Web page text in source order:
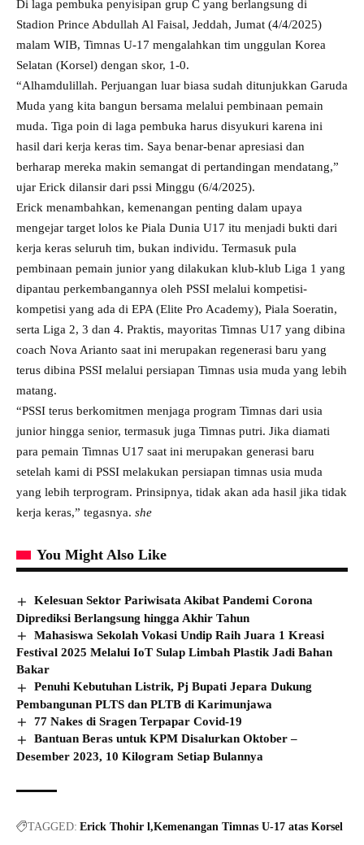
Di laga pembuka penyisipan grup C yang berlangsung di
Stadion Prince Abdullah Al Faisal, Jeddah, Jumat (4/4/2025)
malam WIB, Timnas U-17 mengalahkan tim unggulan Korea
Selatan (Korsel) dengan skor, 1-0.
“Alhamdulillah. Perjuangan luar biasa sudah ditunjukkan Garuda
Muda yang kita bangun bersama melalui pembinaan pemain
muda. Tiga poin di laga pembuka harus disyukuri karena ini
hasil dari kerja keras tim. Saya benar-benar apresiasi dan
berharap mereka makin semangat di pertandingan mendatang,”
ujar Erick dilansir dari pssi Minggu (6/4/2025).
Erick menambahkan, kemenangan penting dalam upaya
mengejar target lolos ke Piala Dunia U17 itu menjadi bukti dari
kerja keras seluruh tim, bukan individu. Termasuk pula
pembinaan pemain junior yang dilakukan klub-klub Liga 1 yang
dipantau perkembangannya oleh PSSI melalui kompetisi-
kompetisi yang ada di EPA (Elite Pro Academy), Piala Soeratin,
serta Liga 2, 3 dan 4. Praktis, mayoritas Timnas U17 yang dibina
coach Nova Arianto saat ini merupakan regenerasi baru yang
terus dibina PSSI melalui persiapan Timnas usia muda yang lebih
matang.
“PSSI terus berkomitmen menjaga program Timnas dari usia
junior hingga senior, termasuk juga Timnas putri. Jika diamati
para pemain Timnas U17 saat ini merupakan generasi baru
setelah kami di PSSI melakukan persiapan timnas usia muda
yang lebih terprogram. Prinsipnya, tidak akan ada hasil jika tidak
kerja keras,” tegasnya. she
You Might Also Like
Kelesuan Sektor Pariwisata Akibat Pandemi Corona
Diprediksi Berlangsung hingga Akhir Tahun
Mahasiswa Sekolah Vokasi Undip Raih Juara 1 Kreasi
Festival 2025 Melalui IoT Sulap Limbah Plastik Jadi Bahan
Bakar
Penuhi Kebutuhan Listrik, Pj Bupati Jepara Dukung
Pembangunan PLTS dan PLTB di Karimunjawa
77 Nakes di Sragen Terpapar Covid-19
Bantuan Beras untuk KPM Disalurkan Oktober –
Desember 2023, 10 Kilogram Setiap Bulannya
TAGGED: Erick Thohir l Kemenangan Timnas U-17 atas Korsel